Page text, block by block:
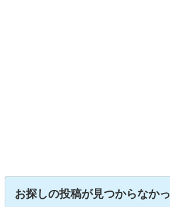
お探しの投稿が見つからなか